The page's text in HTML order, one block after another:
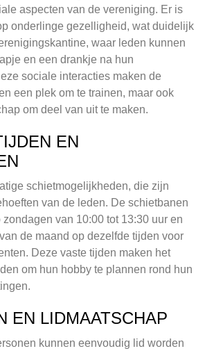
aspecten van de vereniging. Er is
onderlinge gezelligheid, wat duidelijk
waar leden kunnen
en een drankje na hun
sociale interacties maken de
een plek om te trainen, maar ook
om deel van uit te maken.
EN
schietmogelijkheden, die zijn
van de leden. De schietbanen
van 10:00 tot 13:30 uur en
de maand op dezelfde tijden voor
Deze vaste tijden maken het
om hun hobby te plannen rond hun
EN LIDMAATSCHAP
kunnen eenvoudig lid worden